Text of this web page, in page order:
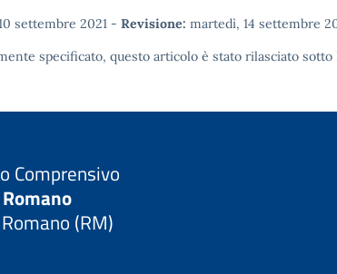
settembre 2021 - Revisione: martedì, 14 settembre
specificato, questo articolo è stato rilasciato sotto
Comprensivo
(RM)